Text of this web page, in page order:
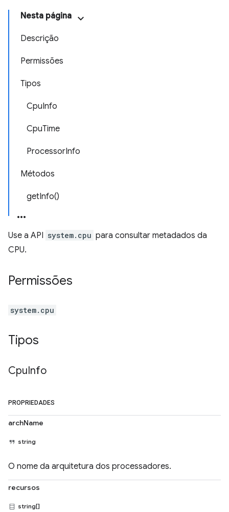
Nesta página
Descrição
Permissões
Tipos
CpuInfo
CpuTime
ProcessorInfo
Métodos
getInfo()
Use a API system.cpu para consultar metadados da
CPU.
Permissões
system.cpu
Tipos
CpuInfo
PROPRIEDADES
archName
string
O nome da arquitetura dos processadores.
recursos
string[]